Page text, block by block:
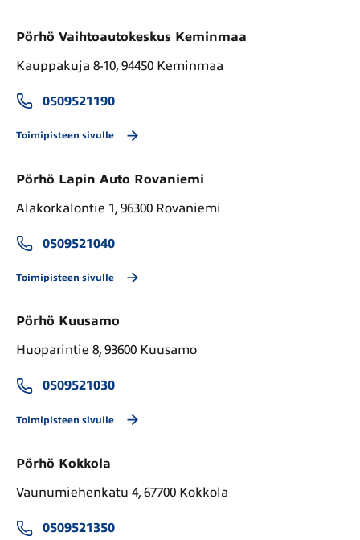
Pörhö Vaihtoautokeskus Keminmaa
Kauppakuja 8-10, 94450 Keminmaa
0509521190
Toimipisteen sivulle
Pörhö Lapin Auto Rovaniemi
Alakorkalontie 1, 96300 Rovaniemi
0509521040
Toimipisteen sivulle
Pörhö Kuusamo
Huoparintie 8, 93600 Kuusamo
0509521030
Toimipisteen sivulle
Pörhö Kokkola
Vaunumiehenkatu 4, 67700 Kokkola
0509521350